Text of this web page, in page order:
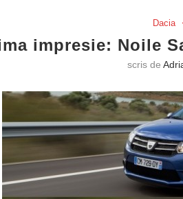
Dacia
impresie: Noile
scris de